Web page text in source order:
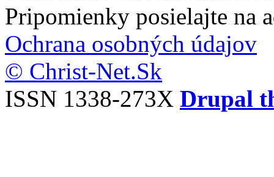
Pripomienky posielajte na
Ochrana osobných údajov
© Christ-Net.Sk
ISSN 1338-273X Drupal